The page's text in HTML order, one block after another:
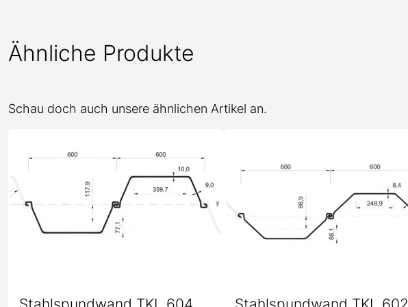
Ähnliche Produkte
Schau doch auch unsere ähnlichen Artikel an.